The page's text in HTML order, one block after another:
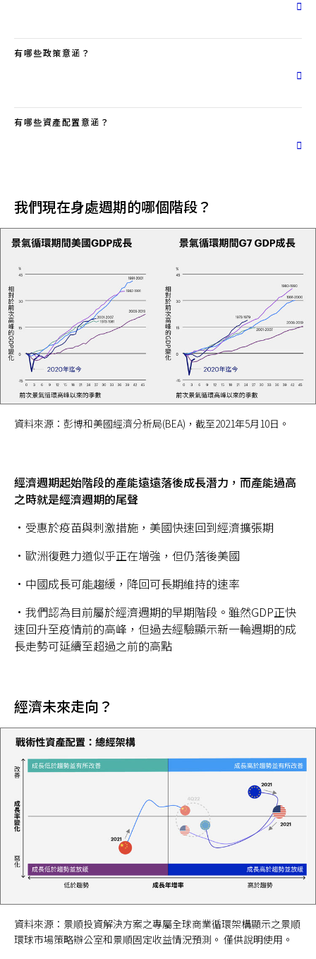
有哪些政策意涵？
有哪些資產配置意涵？
我們現在身處週期的哪個階段？
資料來源：彭博和美國經濟分析局(BEA)，截至2021年5月10日。
經濟週期起始階段的產能遠遠落後成長潛力，而產能過高
之時就是經濟週期的尾聲
•受惠於疫苗與刺激措施，美國快速回到經濟擴張期
•歐洲復甦力道似乎正在增強，但仍落後美國
•中國成長可能趨緩，降回可長期維持的速率
•我們認為目前屬於經濟週期的早期階段。雖然GDP正快
速回升至疫情前的高峰，但過去經驗顯示新一輪週期的成
長走勢可延續至超過之前的高點
經濟未來走向？
資料來源：景順投資解決方案之專屬全球商業循環架構顯示之景順
環球市場策略辦公室和景順固定收益情況預測。 僅供說明使用。